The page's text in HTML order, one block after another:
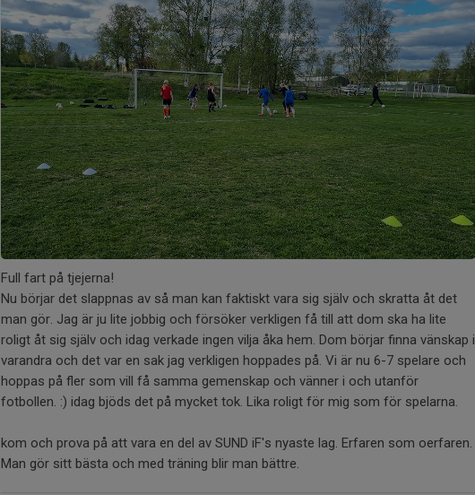
Full fart på tjejerna!
Nu börjar det slappnas av så man kan faktiskt vara sig själv och skratta åt det
man gör. Jag är ju lite jobbig och försöker verkligen få till att dom ska ha lite
roligt åt sig själv och idag verkade ingen vilja åka hem. Dom börjar finna vänskap i
varandra och det var en sak jag verkligen hoppades på. Vi är nu 6-7 spelare och
hoppas på fler som vill få samma gemenskap och vänner i och utanför
fotbollen. :) idag bjöds det på mycket tok. Lika roligt för mig som för spelarna.
kom och prova på att vara en del av SUND iF's nyaste lag. Erfaren som oerfaren.
Man gör sitt bästa och med träning blir man bättre.